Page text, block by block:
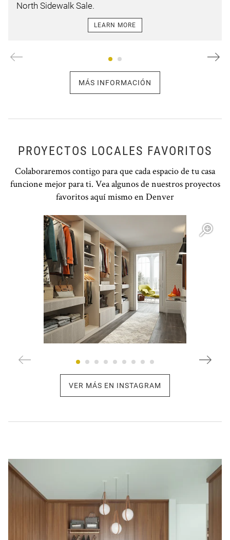
North Sidewalk Sale.
LEARN MORE
MÁS INFORMACIÓN
PROYECTOS LOCALES FAVORITOS
Colaboraremos contigo para que cada espacio de tu casa
funcione mejor para ti. Vea algunos de nuestros proyectos
favoritos aquí mismo en Denver
Open item modal
VER MÁS EN INSTAGRAM